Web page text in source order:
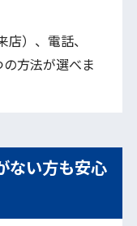
）、電話、
方法が選べま
ない方も安心